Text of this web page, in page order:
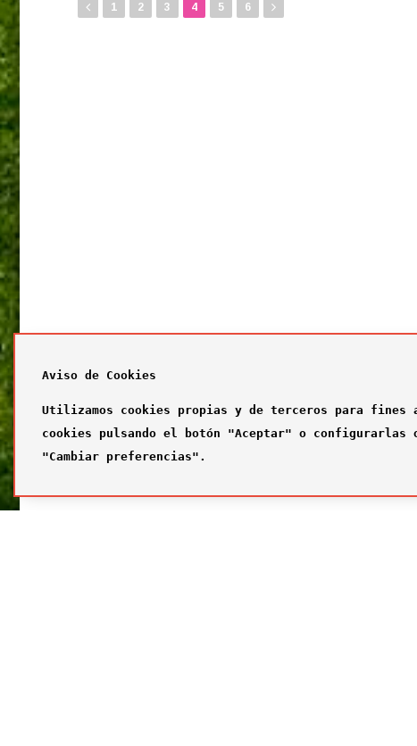
1 2 3 4 5 6
Aviso de Cookies
Utilizamos cookies propias y de terceros para fines
cookies pulsando el botón "Aceptar" o configurarlas
"Cambiar preferencias".